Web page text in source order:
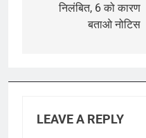
निलंबित, 6 को कारण
बताओ नोटिस
LEAVE A REPLY